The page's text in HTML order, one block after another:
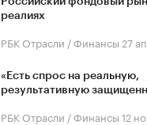
реалиях
РБК Отрасли / Финансы 27
«Есть спрос на реальную,
результативную
РБК Отрасли / Финансы 12